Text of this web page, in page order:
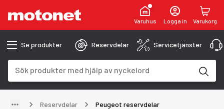
Varuhus Logga in Varukorg
Se produkter Reservdelar Servicetjänster
Reservdelar Peugeot reservdelar